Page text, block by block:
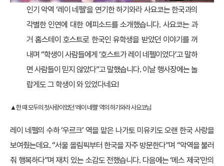
인기 악역 ‘레이 네펠’을 연기한 하기와라 사요코는 한국과의
각별한 인연에 대한 에피소드를 소개했습니다. 사요코는 과
거 홈스테이 호스트로 한국인 유학생을 받았던 이야기를 꺼
내며 “학생이 사람들에게 ‘호스트가 레이 네펠이었다’고 말하
면 사람들이 믿지 않았다”고 말했습니다. 이날 행사장에는 놀
랍게도 그 학생이 와 있었다네요!
▲한 때 모두의 첫사랑이었던 ‘레이 네펠’ 역의 하기와라 사요코님
레이 네펠의 수하 ‘우르크’ 역을 맡은 나가토 미유키도 오랜 한국 사랑을
보여줬는데요. “서울 올림픽부터 한국을 자주 방문한다”며 “악역을 불러
줘 행복하다”며 재치 있는 소감도 전했습니다. 다음에는 ‘메스 제국’만의